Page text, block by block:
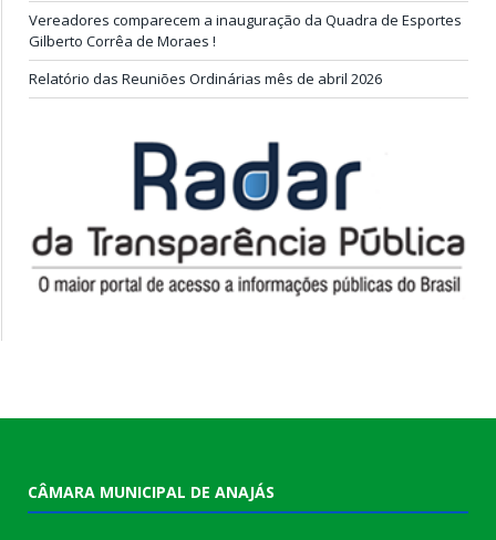
Vereadores comparecem a inauguração da Quadra de Esportes
Gilberto Corrêa de Moraes !
Relatório das Reuniões Ordinárias mês de abril 2026
CÂMARA MUNICIPAL DE ANAJÁS